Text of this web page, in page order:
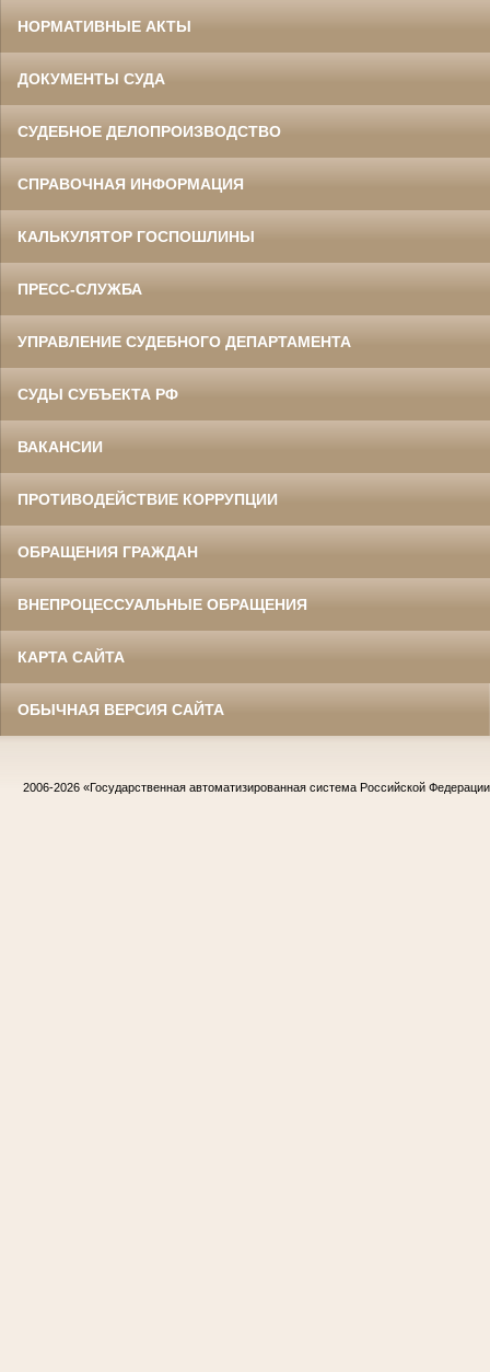
НОРМАТИВНЫЕ АКТЫ
ДОКУМЕНТЫ СУДА
СУДЕБНОЕ ДЕЛОПРОИЗВОДСТВО
СПРАВОЧНАЯ ИНФОРМАЦИЯ
КАЛЬКУЛЯТОР ГОСПОШЛИНЫ
ПРЕСС-СЛУЖБА
УПРАВЛЕНИЕ СУДЕБНОГО ДЕПАРТАМЕНТА
СУДЫ СУБЪЕКТА РФ
ВАКАНСИИ
ПРОТИВОДЕЙСТВИЕ КОРРУПЦИИ
ОБРАЩЕНИЯ ГРАЖДАН
ВНЕПРОЦЕССУАЛЬНЫЕ ОБРАЩЕНИЯ
КАРТА САЙТА
ОБЫЧНАЯ ВЕРСИЯ САЙТА
2006-2026 «Государственная автоматизированная система Российской